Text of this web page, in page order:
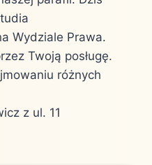
Wydziale Prawa.
Twoją posługę.
różnych
z ul. 11